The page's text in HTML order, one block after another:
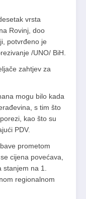
vrsta
Rovinj, doo
potvrđeno je
/UNO/ BiH.
zahtjev za
mogu bilo kada
s tim što
kao što su
PDV.
prometom
cijena povećava,
na 1.
regionalnom